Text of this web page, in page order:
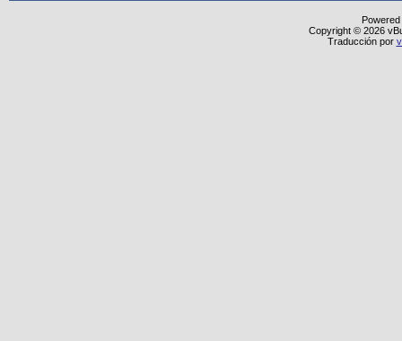
Copyright © 2026
Traducción por